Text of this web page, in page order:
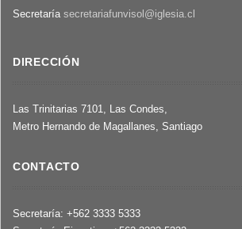
Secretaría secretariafunvisol@iglesia.cl
DIRECCIÓN
Las Trinitarias 7101, Las Condes,
Metro Hernando de Magallanes, Santiago
CONTACTO
Secretaría: +562 3333 5333